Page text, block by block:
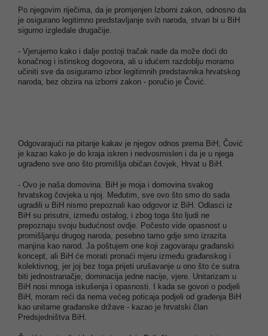
Po njegovim riječima, da je promjenjen Izborni zakon, odnosno da
je osigurano legitimno predstavljanje svih naroda, stvari bi u BiH
sigurno izgledale drugačije.
- Vjerujemo kako i dalje postoji tračak nade da može doći do
konačnog i istinskog dogovora, ali u idućem razdoblju moramo
učiniti sve da osiguramo izbor legitimnih predstavnika hrvatskog
naroda, bez obzira na izborni zakon - poručio je Čović.
Odgovarajući na pitanje kakav je njegov odnos prema BiH, Čović
je kazao kako je do kraja iskren i nedvosmislen i da je u njega
ugrađeno sve ono što promišlja običan čovjek, Hrvat u BiH.
- Ovo je naša domovina. BiH je moja i domovina svakog
hrvatskog čovjeka u njoj. Međutim, sve ovo što smo do sada
ugradili u BiH nismo prepoznali kao odgovor iz BiH. Odlasci iz
BiH su prisutni, između ostalog, i zbog toga što ljudi ne
prepoznaju svoju budućnost ovdje. Počesto vide opasnost u
promišljanju drugog naroda, posebno tamo gdje smo izrazita
manjina kao narod. Ja poštujem one koji zagovaraju građanski
koncept, ali BiH će morati pronaći mjeru između građanskog i
kolektivnog, jer joj bez toga prijeti urušavanje u ono što će sutra
biti jednostranačje, dominacija jedne nacije, vjere. Unitarizam u
BiH nosi mnoga iskušenja i opasnosti. I kada se govori o podjeli
BiH, moram reći da nema većeg poticaja podjeli od građenja BiH
kao unitarne građanske države - kazao je hrvatski član
Predsjedništva BiH.